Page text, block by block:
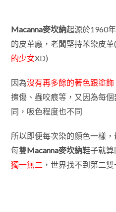
Macanna麥坎納起源於1960
的皮革廠，老闆堅持苯染皮
的少女XD)
因為沒有再多餘的著色跟塗飾
擦傷、蟲咬痕等，又因為每
同，吸色程度也不同
所以即便每次染的顏色一樣
每雙Macanna麥坎納鞋子就
獨一無二 ，世界找不到第二